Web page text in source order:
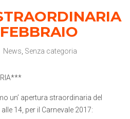
News, Senza categoria
un’ apertura straordinaria del
14, per il Carnevale 2017: